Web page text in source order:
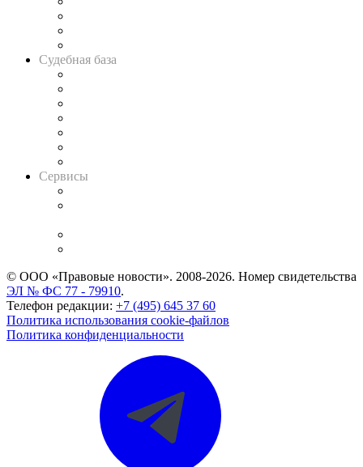
Судебная база
Сервисы
© ООО «Правовые новости». 2008-2026. Номер свидетельства
ЭЛ № ФС 77 - 79910.
Телефон редакции: +7 (495) 645 37 60
Политика использования cookie-файлов
Политика конфиденциальности